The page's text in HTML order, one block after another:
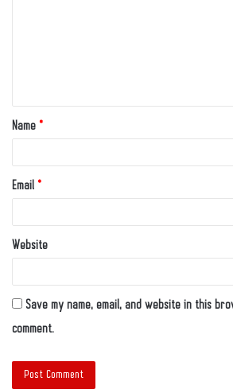
Name *
Email *
Website
Save my name, email, and website in this
comment.